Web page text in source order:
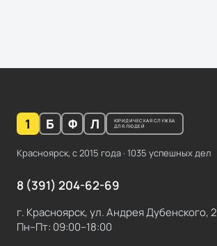
1 Б Ф Л
ЮРИДИЧЕСКАЯ СЛУЖБА
ДЛЯ ЛЮДЕЙ
Красноярск, с2015 года · 1035 успешных дел
8 (391) 204-62-69
г. Красноярск, ул. Андрея Дубенского, 2
Пн–Пт: 09:00–18:00